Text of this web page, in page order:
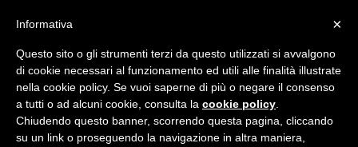


×
Informativa
Questo sito o gli strumenti terzi da questo utilizzati si avvalgono
di cookie necessari al funzionamento ed utili alle finalità illustrate
nella cookie policy. Se vuoi saperne di più o negare il consenso
a tutti o ad alcuni cookie, consulta la cookie policy
Chiudendo questo banner, scorrendo questa pagina, cliccando
su un link o proseguendo la navigazione in altra maniera,